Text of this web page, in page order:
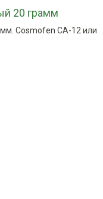
20 грамм
Cosmofen CA-12 или